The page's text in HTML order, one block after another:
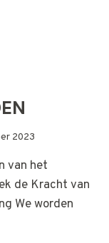
2023
van het
de Kracht van
We worden